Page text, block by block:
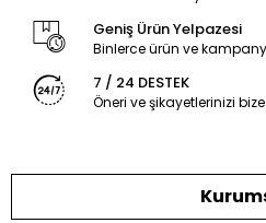
Geniş Ürün Yelpazesi
Binlerce ürün ve
7 / 24 DESTEK
Öneri ve şikayetlerinizi